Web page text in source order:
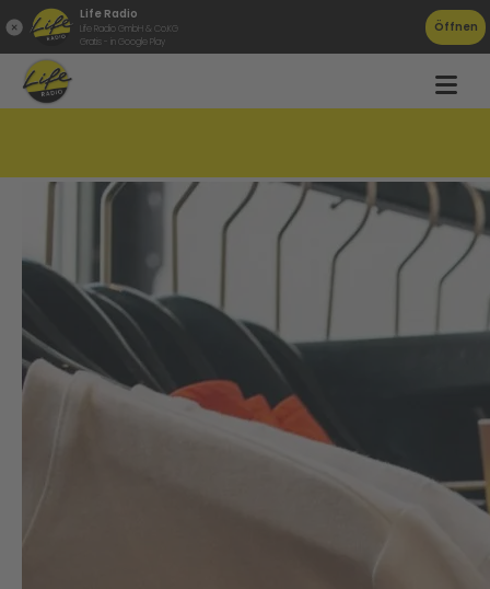
Life Radio
Life Radio GmbH & Co.KG
Gratis - in Google Play
Öffnen